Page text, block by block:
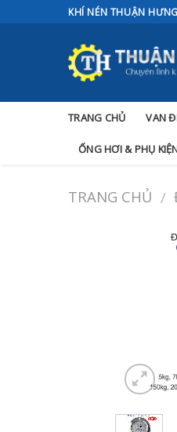
to
KHÍ NÉN THUẬN HƯNG
TRANG CHỦ VAN
ỐNG HƠI & PHỤ
TRANG CHỦ /